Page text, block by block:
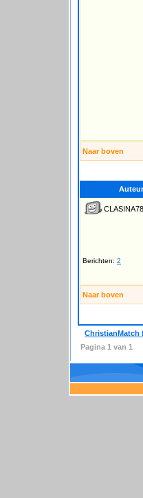
Naar boven
Auteur
Berichten: 2
Naar boven
ChristianMatch
Pagina 1 van 1